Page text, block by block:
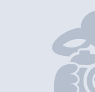
口利福